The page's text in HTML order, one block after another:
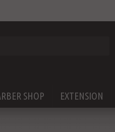
EXTENSION
SHOP